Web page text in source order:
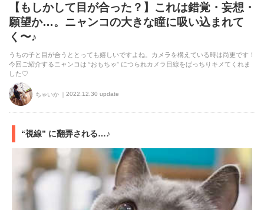
【もしかして目が合った？】これは錯覚・妄想・
願望か…。ニャンコの大きな瞳に吸い込まれて
く〜♪
うちの子と目が合うととっても嬉しいですよね。カメラを構えている時は尚更です！
今回ご紹介するニャンコは “おもちゃ” につられカメラ目線をばっちりキメてくれま
した♡
ちゃいか 2022.12.30 update
“視線” に翻弄される…♪